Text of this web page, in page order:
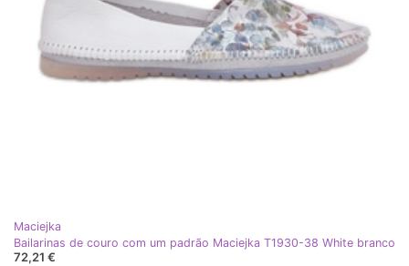
Maciejka
Bailarinas de couro com um padrão Maciejka T1930-38 White branco
72,21 €